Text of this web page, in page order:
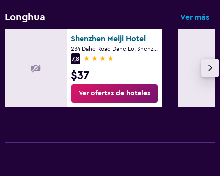
Longhua Ver más
Shenzhen Meiji Hotel
7,8
4 estrellas
$37
Ver ofertas de hoteles